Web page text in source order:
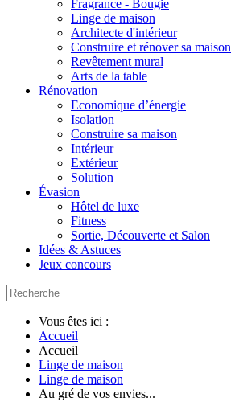
Fragrance - Bougie
Linge de maison
Architecte d'intérieur
Construire et rénover sa maison
Revêtement mural
Arts de la table
Rénovation
Economique d’énergie
Isolation
Construire sa maison
Intérieur
Extérieur
Solution
Évasion
Hôtel de luxe
Fitness
Sortie, Découverte et Salon
Idées & Astuces
Jeux concours
Vous êtes ici :
Accueil
Accueil
Linge de maison
Linge de maison
Au gré de vos envies...